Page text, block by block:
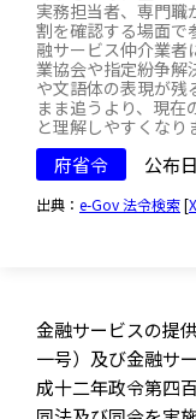
実務担当者、専門職
割を確認する場面で
融サービス仲介業者
業協会や指定紛争解
や文語体の表現が残
まま追うより、現在
と理解しやすくなり
府省令 公布
出典： e-Gov 法令検索[
金融サービスの提
一号）及び金融サ
成十二年政令第四